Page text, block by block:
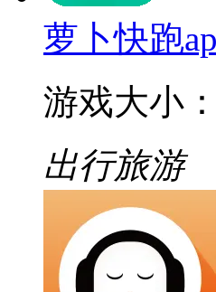
萝卜快跑
游戏大小
出行旅游